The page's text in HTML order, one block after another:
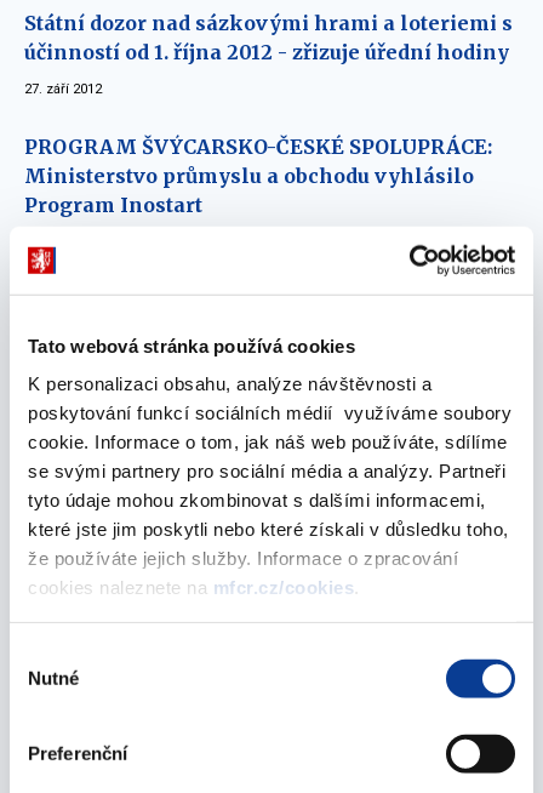
Tato webová stránka používá cookies
K personalizaci obsahu, analýze návštěvnosti a
poskytování funkcí sociálních médií využíváme soubory
cookie. Informace o tom, jak náš web používáte, sdílíme
se svými partnery pro sociální média a analýzy. Partneři
tyto údaje mohou zkombinovat s dalšími informacemi,
které jste jim poskytli nebo které získali v důsledku toho,
že používáte jejich služby. Informace o zpracování
cookies naleznete na mfcr.cz/cookies.
souhlasu
Nutné
Preferenční
Státní dozor nad sázkovými hrami a loteriemi s
účinností od 1. října 2012 - zřizuje úřední hodiny
27. září 2012
PROGRAM ŠVÝCARSKO-ČESKÉ SPOLUPRÁCE:
Ministerstvo průmyslu a obchodu vyhlásilo
Program Inostart
Seznam schválených žádostí předložených do
srpen 2012
Změna sazby DPH snížení meziročního výnosu
nezpůsobila
02. srpna 2012
červenec 2012
Zákon č. 254/2012 Sb., kterým se mění zákon č.
21/1992 Sb., o bankách, ve znění pozdějších